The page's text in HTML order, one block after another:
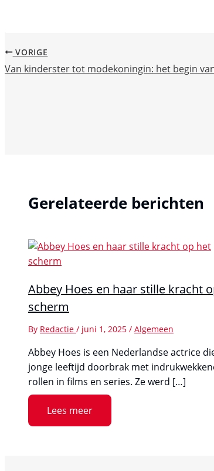
VORIGE
Van kinderster tot modekoningin: het begin
Gerelateerde berichten
Abbey Hoes en haar stille kracht
scherm
By Redactie / juni 1, 2025 / Algemeen
Abbey Hoes is een Nederlandse actrice
jonge leeftijd doorbrak met
rollen in films en series. Ze werd […]
Lees meer